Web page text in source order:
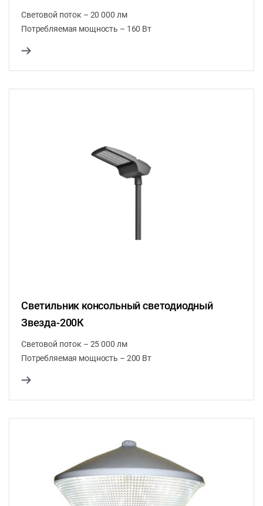
Световой поток – 20 000 лм
Потребляемая мощность – 160 Вт
Светильник консольный светодиодный
Звезда-200К
Световой поток – 25 000 лм
Потребляемая мощность – 200 Вт